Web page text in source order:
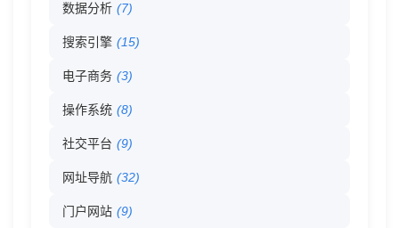
数据分析 (7)
搜索引擎 (15)
电子商务 (3)
操作系统 (8)
社交平台 (9)
网址导航 (32)
门户网站 (9)